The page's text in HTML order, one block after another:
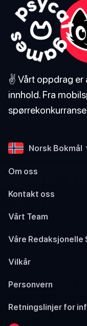
✌️ Vårt oppdrag er
innhold. Fra
Norsk Bokmål
Om oss
Kontakt oss
Vårt Team
Våre Redaksjonelle
Vilkår
Personvern
Retningslinjer for